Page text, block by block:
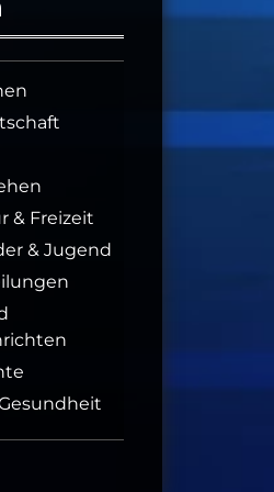
& Freizeit
& Jugend